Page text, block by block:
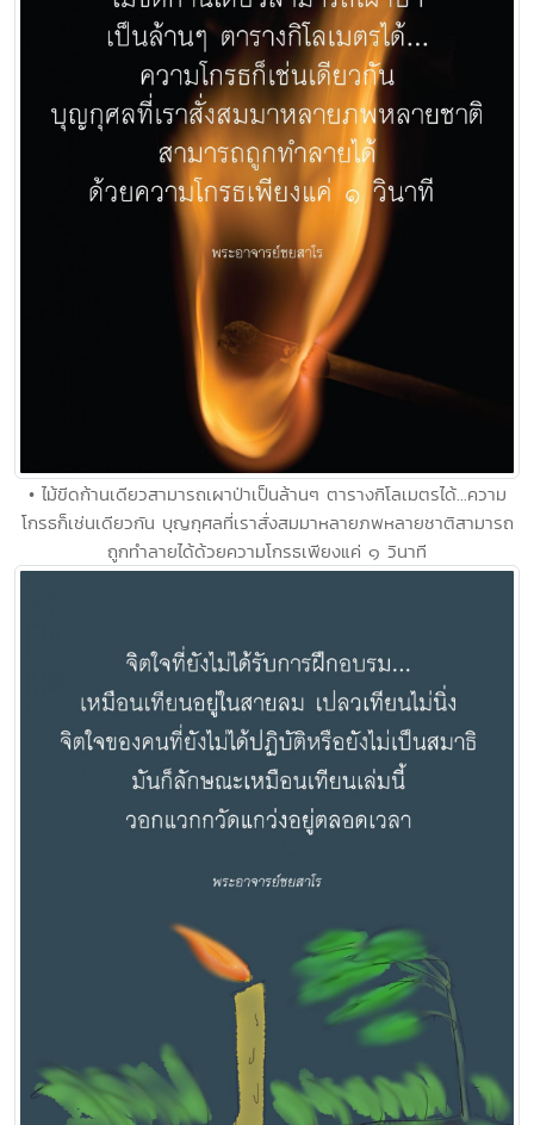
• ไม้ขีดก้านเดียวสามารถเผาป่าเป็นล้านๆ ตารางกิโลเมตรได้...ความ
โกรธก็เช่นเดียวกัน บุญกุศลที่เราสั่งสมมาหลายภพหลายชาติสามารถ
ถูกทำลายได้ด้วยความโกรธเพียงแค่ ๑ วินาที